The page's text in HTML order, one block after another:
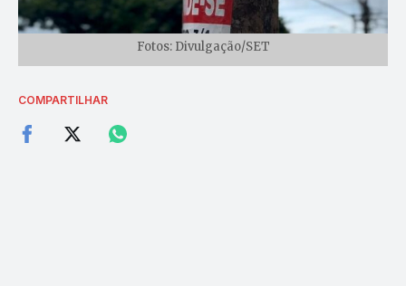
Fotos: Divulgação/SET
COMPARTILHAR